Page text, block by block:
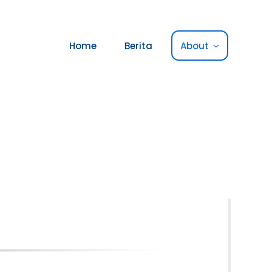
Home Berita About